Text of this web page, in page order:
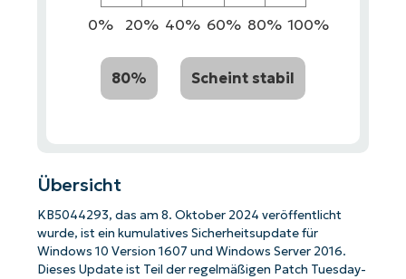
0% 20% 40% 60% 80% 100%
80% Scheint stabil
Übersicht
KB5044293, das am 8. Oktober 2024 veröffentlicht
wurde, ist ein kumulatives Sicherheitsupdate für
Windows 10 Version 1607 und Windows Server 2016.
Dieses Update ist Teil der regelmäßigen Patch Tuesday-